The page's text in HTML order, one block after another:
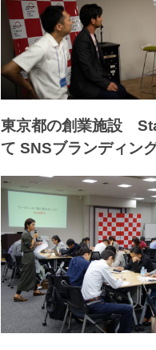
東京都の創業施設
て SNSブランディン